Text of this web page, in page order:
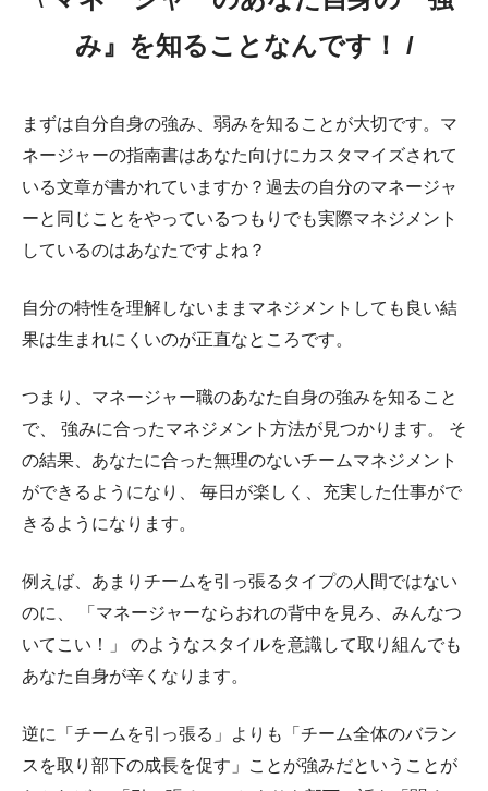
み』を知ることなんです！ /
まずは自分自身の強み、弱みを知ることが大切です。マ
ネージャーの指南書はあなた向けにカスタマイズされて
いる文章が書かれていますか？過去の自分のマネージャ
ーと同じことをやっているつもりでも実際マネジメント
しているのはあなたですよね？
自分の特性を理解しないままマネジメントしても良い結
果は生まれにくいのが正直なところです。
つまり、マネージャー職のあなた自身の強みを知ること
で、 強みに合ったマネジメント方法が見つかります。 そ
の結果、あなたに合った無理のないチームマネジメント
ができるようになり、 毎日が楽しく、充実した仕事がで
きるようになります。
例えば、あまりチームを引っ張るタイプの人間ではない
のに、 「マネージャーならおれの背中を見ろ、みんなつ
いてこい！」 のようなスタイルを意識して取り組んでも
あなた自身が辛くなります。
逆に「チームを引っ張る」よりも「チーム全体のバラン
スを取り部下の成長を促す」ことが強みだということが